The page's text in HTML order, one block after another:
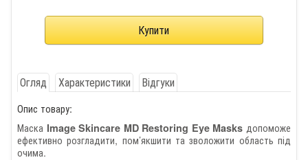
Огляд Характеристики Відгуки
Опис товару:
Маска Image Skincare MD Restoring Eye Masks допоможе
ефективно розгладити, пом’якшити та зволожити область під
очима.